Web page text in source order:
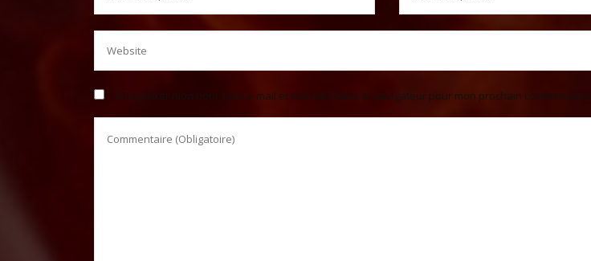
Enregistrer mon nom, mon e-mail et mon site dans le navigateur pour mon prochain commentaire.